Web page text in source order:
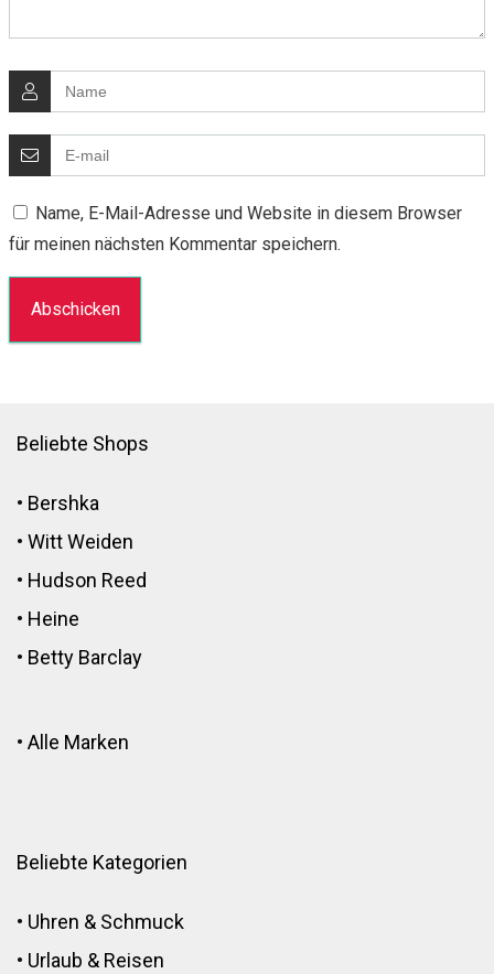
Name, E-Mail-Adresse und Website in diesem Browser
für meinen nächsten Kommentar speichern.
Beliebte Shops
• Bershka
• Witt Weiden
• Hudson Reed
• Heine
• Betty Barclay
• Alle Marken
Beliebte Kategorien
• Uhren & Schmuck
• Urlaub & Reisen